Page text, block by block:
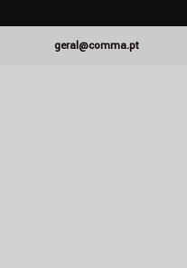
geral@comma.pt